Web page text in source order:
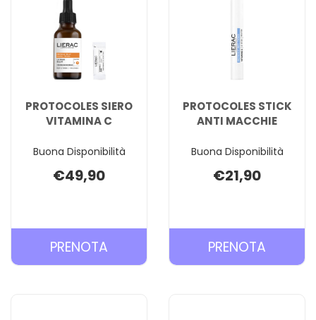
PROTOCOLES SIERO
VITAMINA C
Buona Disponibilità
€49,90
PRENOTA PRENOTA PROTOCOLES
SIERO
PROTOCOLES STICK
ANTI MACCHIE
Buona Disponibilità
€21,90
PRENOTA
STICK